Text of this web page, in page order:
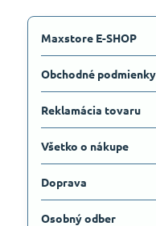
Maxstore E-SHOP
Obchodné podmienky
Reklamácia tovaru
Všetko o nákupe
Doprava
Osobný odber